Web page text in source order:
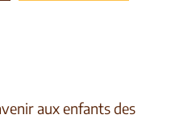
aux enfants des